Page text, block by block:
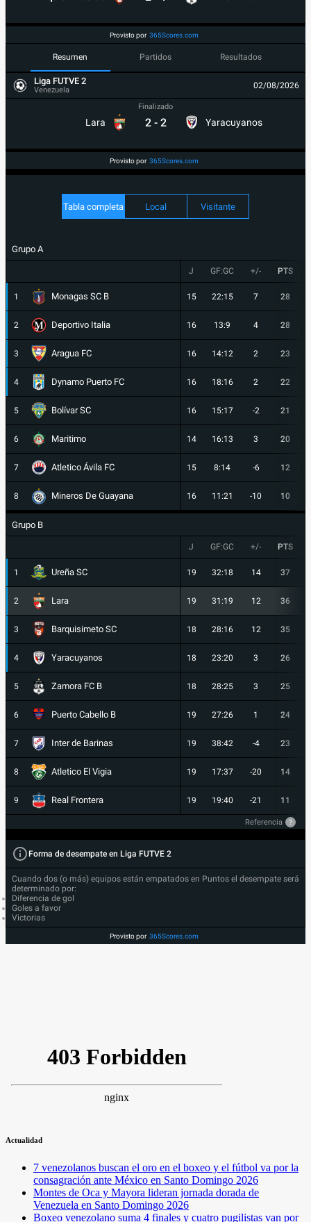
Provisto por 365Scores.com
Resumen Partidos Resultados
Liga FUTVE 2
Venezuela 02/08/2026
Lara
Finalizado
2 - 2 Yaracuyanos
Provisto por 365Scores.com
Tabla completa Local Visitante
Grupo A
J GF:GC +/- PTS
1 Monagas SC B 15 22:15 7 28
2 Deportivo Italia 16 13:9 4 28
3 Aragua FC 16 14:12 2 23
4 Dynamo Puerto FC 16 18:16 2 22
5 Bolívar SC 16 15:17 -2 21
6 Maritimo 14 16:13 3 20
7 Atletico Ávila FC 15 8:14 -6 12
8 Mineros De Guayana 16 11:21 -10 10
Grupo B
J GF:GC +/- PTS
1 Ureña SC 19 32:18 14 37
2 Lara 19 31:19 12 36
3 Barquisimeto SC 18 28:16 12 35
4 Yaracuyanos 18 23:20 3 26
5 Zamora FC B 18 28:25 3 25
6 Puerto Cabello B 19 27:26 1 24
7 Inter de Barinas 19 38:42 -4 23
8 Atletico El Vigia 19 17:37 -20 14
9 Real Frontera 19 19:40 -21 11
Referencia ?
Forma de desempate en Liga FUTVE 2
Cuando dos (o más) equipos están empatados en Puntos el desempate será
determinado por:
Diferencia de gol
Goles a favor
Victorias
Provisto por 365Scores.com
Actualidad
7 venezolanos buscan el oro en el boxeo y el fútbol va por la
consagración ante México en Santo Domingo 2026
Montes de Oca y Mayora lideran jornada dorada de
Venezuela en Santo Domingo 2026
Boxeo venezolano suma 4 finales y cuatro pugilistas van por